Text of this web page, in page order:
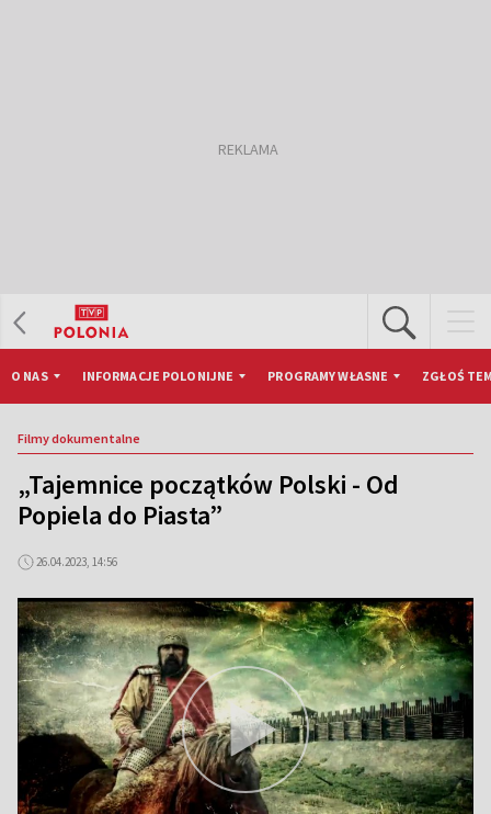
O NAS INFORMACJE POLONIJNE PROGRAMY WŁASNE ZGŁOŚ
Filmy dokumentalne
„Tajemnice początków Polski - Od
Popiela do Piasta”
26.04.2023, 14:56